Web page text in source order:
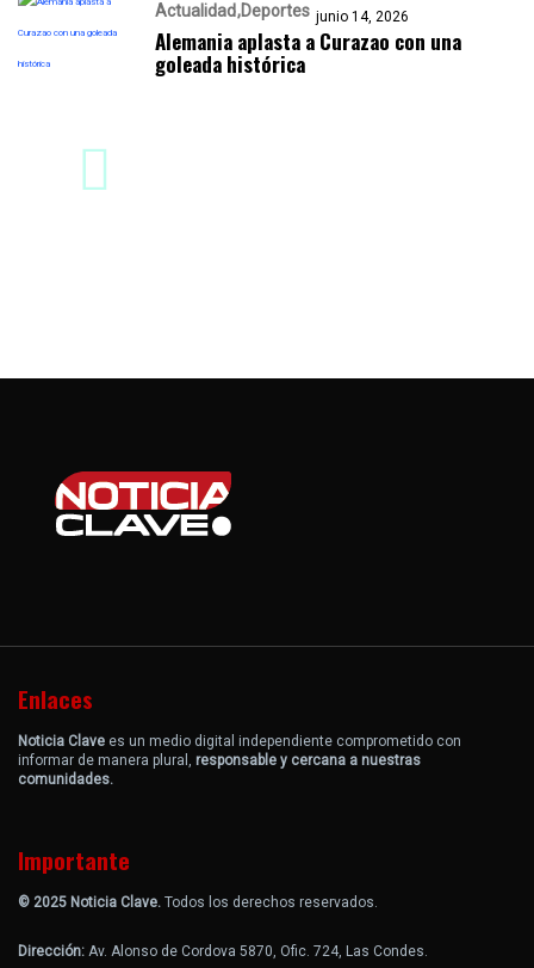
Actualidad Deportes junio 14, 2026
Alemania aplasta a Curazao con una
goleada histórica
Enlaces
Noticia Clave es un medio digital independiente comprometido con
informar de manera plural, responsable y cercana a nuestras
comunidades.
Importante
© 2025 Noticia Clave. Todos los derechos reservados.
Dirección: Av. Alonso de Cordova 5870, Ofic. 724, Las Condes.